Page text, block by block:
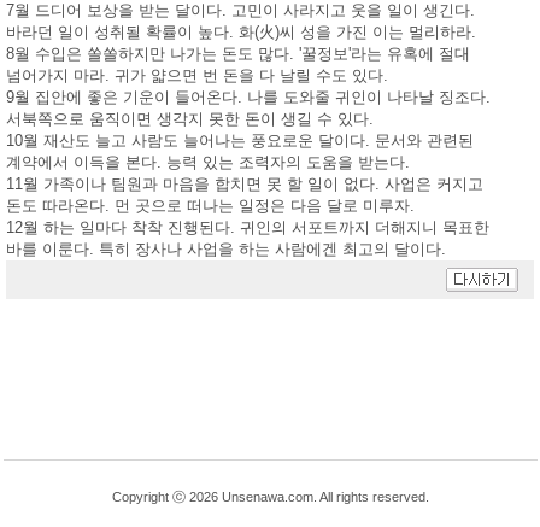
7월 드디어 보상을 받는 달이다. 고민이 사라지고 웃을 일이 생긴다.
바라던 일이 성취될 확률이 높다. 화(火)씨 성을 가진 이는 멀리하라.
8월 수입은 쏠쏠하지만 나가는 돈도 많다. '꿀정보'라는 유혹에 절대
넘어가지 마라. 귀가 얇으면 번 돈을 다 날릴 수도 있다.
9월 집안에 좋은 기운이 들어온다. 나를 도와줄 귀인이 나타날 징조다.
서북쪽으로 움직이면 생각지 못한 돈이 생길 수 있다.
10월 재산도 늘고 사람도 늘어나는 풍요로운 달이다. 문서와 관련된
계약에서 이득을 본다. 능력 있는 조력자의 도움을 받는다.
11월 가족이나 팀원과 마음을 합치면 못 할 일이 없다. 사업은 커지고
돈도 따라온다. 먼 곳으로 떠나는 일정은 다음 달로 미루자.
12월 하는 일마다 착착 진행된다. 귀인의 서포트까지 더해지니 목표한
바를 이룬다. 특히 장사나 사업을 하는 사람에겐 최고의 달이다.
Copyright ⓒ 2026 Unsenawa.com. All rights reserved.